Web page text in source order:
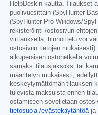
HelpDeskin kautta. Tilaukset
puolivuosittain (SpyHunter
(SpyHunter Pro Windows/
rekisteröinti-/ostosivun
viittauksella; hinnoittelu voi
ostosivun tietojen
alkuperäisen ostohetkellä
samaksi tilausjaksoksi tai
määritetyn mukaisesti,
keskeytymättömän tilauksen
tulevista maksuista ennen
ostamiseen sovelletaan
tietosuoja-/evästekäytäntöäja